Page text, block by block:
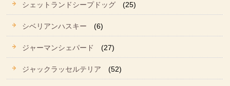
シェットランドシープドッグ (25)
シベリアンハスキー (6)
ジャーマンシェパード (27)
ジャックラッセルテリア (52)